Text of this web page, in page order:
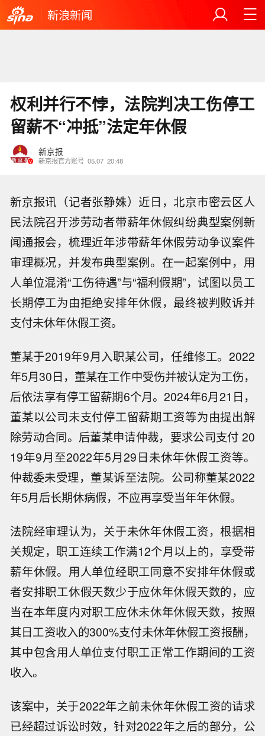
新浪新闻
权利并行不悖，法院判决工伤停工
留薪不“冲抵”法定年休假
新京报
新京报官方账号 05.07 20:48
新京报讯（记者张静姝）近日，北京市密云区人
民法院召开涉劳动者带薪年休假纠纷典型案例新
闻通报会，梳理近年涉带薪年休假劳动争议案件
审理概况，并发布典型案例。在一起案例中，用
人单位混淆“工伤待遇”与“福利假期”，试图以员工
长期停工为由拒绝安排年休假，最终被判败诉并
支付未休年休假工资。
董某于2019年9月入职某公司，任维修工。2022
年5月30日，董某在工作中受伤并被认定为工伤，
后依法享有停工留薪期6个月。2024年6月21日，
董某以公司未支付停工留薪期工资等为由提出解
除劳动合同。后董某申请仲裁，要求公司支付 20
19年9月至2022年5月29日未休年休假工资等。
仲裁委未受理，董某诉至法院。公司称董某2022
年5月后长期休病假，不应再享受当年年休假。
法院经审理认为，关于未休年休假工资，根据相
关规定，职工连续工作满12个月以上的，享受带
薪年休假。用人单位经职工同意不安排年休假或
者安排职工休假天数少于应休年休假天数的，应
当在本年度内对职工应休未休年休假天数，按照
其日工资收入的300%支付未休年休假工资报酬，
其中包含用人单位支付职工正常工作期间的工资
收入。
该案中，关于2022年之前未休年休假工资的请求
已经超过诉讼时效，针对2022年之后的部分，公